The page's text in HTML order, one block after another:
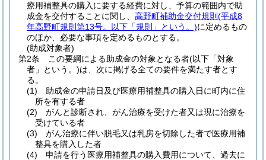
療用補整具の購入に要する経費に対し、予算の範囲内で助
成金を交付することに関し、 高野町補助金交付規則 (平成8
年高野町規則第13号。以下「規則」という。)に定めるもの
のほか、必要な事項を定めるものとする。
(助成対象者)
第2条
この要綱による助成金の対象となる者(以下「対象
者」という。)は、次に掲げる全ての要件を満たす者とす
る。
(1)
助成金の申請日及び医療用補整具の購入日に町内に住
所を有する者
(2)
がんと診断され、がん治療を受けた者又は現に治療を
受けている者
(3)
がん治療に伴い脱毛又は乳房を切除した者で医療用補
整具を購入した者
(4)
申請を行う医療用補整具の購入費用について、過去に